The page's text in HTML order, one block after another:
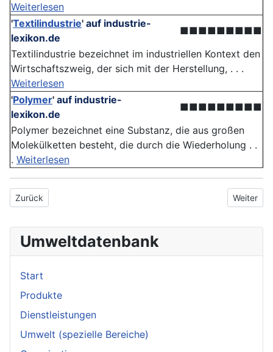
Weiterlesen
'Textilindustrie' auf industrie-
lexikon.de
■■■■■■■■■
Textilindustrie bezeichnet im industriellen Kontext den
Wirtschaftszweig, der sich mit der Herstellung, . . .
Weiterlesen
'Polymer' auf industrie-
lexikon.de
■■■■■■■■■
Polymer bezeichnet eine Substanz, die aus großen
Molekülketten besteht, die durch die Wiederholung . .
. Weiterlesen
Vorheriger Beitrag: Stoffeintrag
Zurück Nächster
Weiter
Umweltdatenbank
Start
Produkte
Dienstleistungen
Umwelt (spezielle Bereiche)